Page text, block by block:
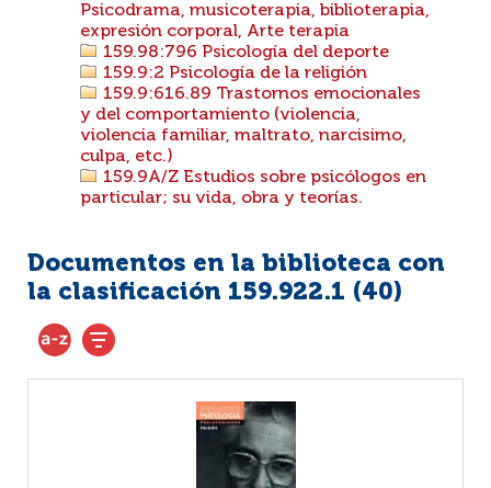
Psicodrama, musicoterapia, biblioterapia,
expresión corporal, Arte terapia
159.98:796 Psicología del deporte
159.9:2 Psicología de la religión
159.9:616.89 Trastornos emocionales
y del comportamiento (violencia,
violencia familiar, maltrato, narcisimo,
culpa, etc.)
159.9A/Z Estudios sobre psicólogos en
particular; su vida, obra y teorías.
Documentos en la biblioteca con
la clasificación 159.922.1 (40)